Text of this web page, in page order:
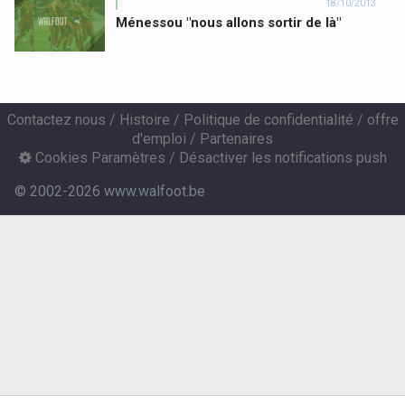
18/10/2013
Ménessou "nous allons sortir de là"
Contactez nous / Histoire / Politique de confidentialité / offre
d'emploi / Partenaires
Cookies Paramètres / Désactiver les notifications push
© 2002-2026 www.walfoot.be